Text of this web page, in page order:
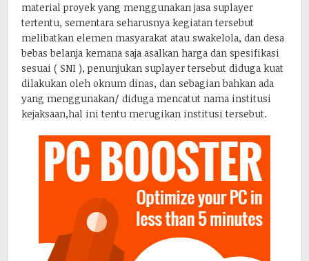
material proyek yang menggunakan jasa suplayer
tertentu, sementara seharusnya kegiatan tersebut
melibatkan elemen masyarakat atau swakelola, dan desa
bebas belanja kemana saja asalkan harga dan spesifikasi
sesuai ( SNI ), penunjukan suplayer tersebut diduga kuat
dilakukan oleh oknum dinas, dan sebagian bahkan ada
yang menggunakan/ diduga mencatut nama institusi
kejaksaan,hal ini tentu merugikan institusi tersebut.